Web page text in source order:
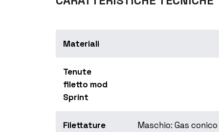
Materiali
Tenute
filetto mod
Sprint
Filettature
Maschio: Gas